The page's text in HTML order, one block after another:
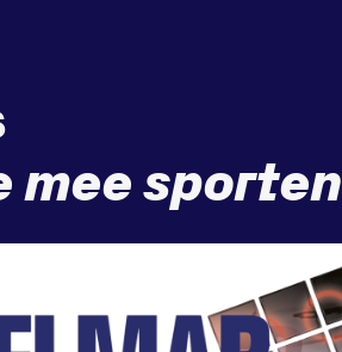
mee sporten